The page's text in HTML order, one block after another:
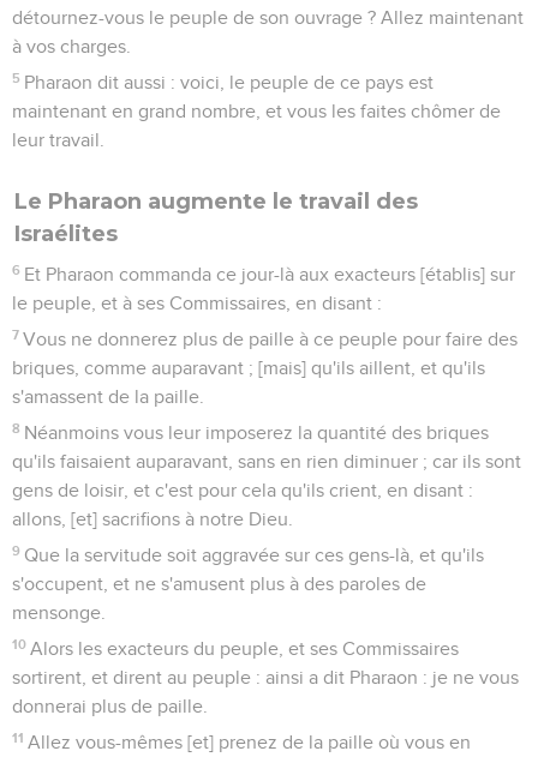
détournez-vous le peuple de son ouvrage ? Allez maintenant
à vos charges.
5 Pharaon dit aussi : voici, le peuple de ce pays est
maintenant en grand nombre, et vous les faites chômer de
leur travail.
Le Pharaon augmente le travail des
Israélites
6 Et Pharaon commanda ce jour-là aux exacteurs [établis] sur
le peuple, et à ses Commissaires, en disant :
7 Vous ne donnerez plus de paille à ce peuple pour faire des
briques, comme auparavant ; [mais] qu'ils aillent, et qu'ils
s'amassent de la paille.
8 Néanmoins vous leur imposerez la quantité des briques
qu'ils faisaient auparavant, sans en rien diminuer ; car ils sont
gens de loisir, et c'est pour cela qu'ils crient, en disant :
allons, [et] sacrifions à notre Dieu.
9 Que la servitude soit aggravée sur ces gens-là, et qu'ils
s'occupent, et ne s'amusent plus à des paroles de
mensonge.
10 Alors les exacteurs du peuple, et ses Commissaires
sortirent, et dirent au peuple : ainsi a dit Pharaon : je ne vous
donnerai plus de paille.
11 Allez vous-mêmes [et] prenez de la paille où vous en